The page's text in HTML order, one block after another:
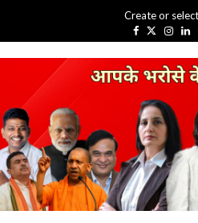
Create or
Facebook
Twitter